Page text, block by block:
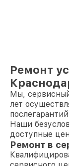
Ремонт
Мы,
лет
Наши
доступные
Ремонт в